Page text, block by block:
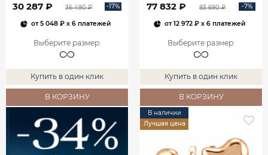
30 287 ₽ 36 490 ₽ -17%
от5 048 ₽x 6 платежей
Выберите размер:
Купить в один клик
В КОРЗИНУ
77 832 ₽ 83 690 ₽ -7%
от12 972 ₽x 6 платежей
Выберите размер:
Купить в один клик
В КОРЗИНУ
В наличии
Лучшая цена